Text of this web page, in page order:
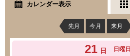
カレンダー表示
先月 今月 来月
21 日 日曜日